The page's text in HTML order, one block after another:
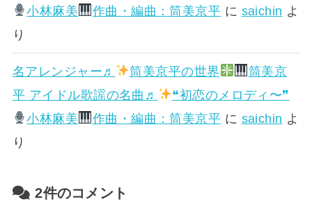
小林麻美
作曲・編曲：筒美京平 に saichin よ
り
名アレンジャー♬ 筒美京平の世界
筒美京
平 アイドル歌謡の名曲♬
❝初恋のメロディ〜❞
小林麻美
作曲・編曲：筒美京平 に saichin よ
り
2件のコメント